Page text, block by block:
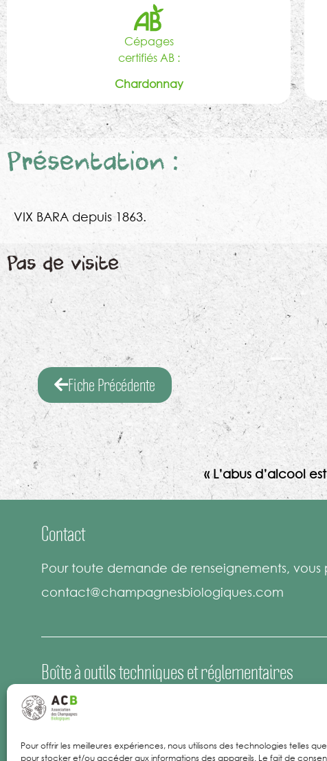
Pour offrir les meilleures expériences, nous utilisons des technologies telles
pour stocker et/ou accéder aux informations des appareils. Le fait de
Cépages
certifiés AB :
Chardonnay
Présentation :
VIX BARA depuis 1863.
Pas de visite
Fiche Précédente
« L’abus d’alcool
Contact
Pour toute demande de renseignements,
contact@champagnesbiologiques.com
Boîte à outils techniques et réglementaires
Espace Presse